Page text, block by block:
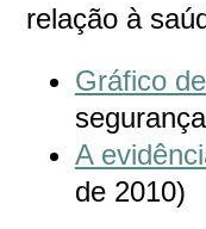
relação à
Gráfico
A
de 2010)